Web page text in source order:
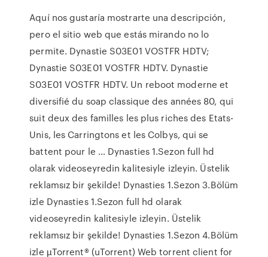
Aquí nos gustaría mostrarte una descripción,
pero el sitio web que estás mirando no lo
permite. Dynastie S03E01 VOSTFR HDTV;
Dynastie S03E01 VOSTFR HDTV. Dynastie
S03E01 VOSTFR HDTV. Un reboot moderne et
diversifié du soap classique des années 80, qui
suit deux des familles les plus riches des Etats-
Unis, les Carringtons et les Colbys, qui se
battent pour le … Dynasties 1.Sezon full hd
olarak videoseyredin kalitesiyle izleyin. Üstelik
reklamsız bir şekilde! Dynasties 1.Sezon 3.Bölüm
izle Dynasties 1.Sezon full hd olarak
videoseyredin kalitesiyle izleyin. Üstelik
reklamsız bir şekilde! Dynasties 1.Sezon 4.Bölüm
izle µTorrent® (uTorrent) Web torrent client for